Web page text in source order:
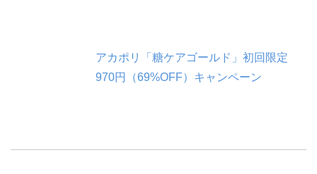
アカポリ「糖ケアゴールド」初回限定
970円（69%OFF）キャンペーン